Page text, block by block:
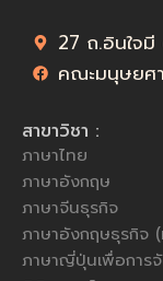
27 ถ.อินใจ
คณะมนุษยศ
สาขาวิชา :
ภาษาไทย
ภาษาอังกฤษ
ภาษาจีนธุรกิจ
ภาษาอังกฤษธุรกิจ
ภาษาญี่ปุ่นเพื่อการ